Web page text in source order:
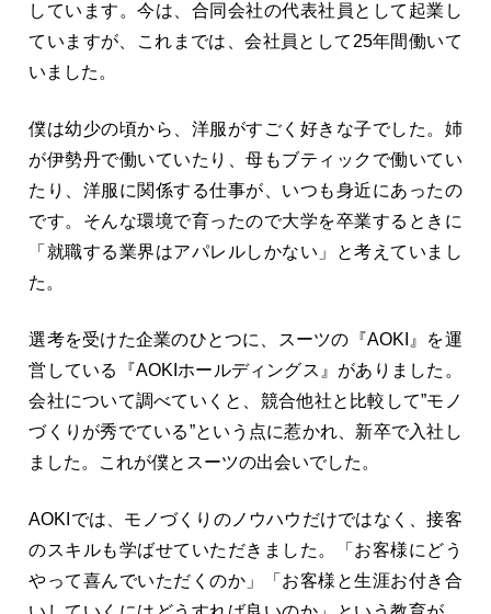
しています。今は、合同会社の代表社員として起業し
ていますが、これまでは、会社員として25年間働いて
いました。
僕は幼少の頃から、洋服がすごく好きな子でした。姉
が伊勢丹で働いていたり、母もブティックで働いてい
たり、洋服に関係する仕事が、いつも身近にあったの
です。そんな環境で育ったので大学を卒業するときに
「就職する業界はアパレルしかない」と考えていまし
た。
選考を受けた企業のひとつに、スーツの『AOKI』を運
営している『AOKIホールディングス』がありました。
会社について調べていくと、競合他社と比較して”モノ
づくりが秀でている”という点に惹かれ、新卒で入社し
ました。これが僕とスーツの出会いでした。
AOKIでは、モノづくりのノウハウだけではなく、接客
のスキルも学ばせていただきました。「お客様にどう
やって喜んでいただくのか」「お客様と生涯お付き合